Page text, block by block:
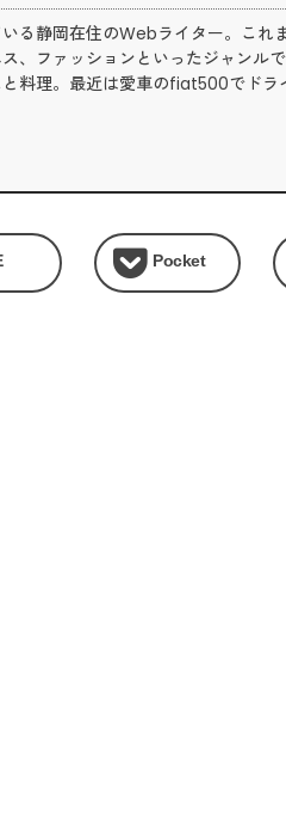
いる静岡在住のWebライター。これ
、ファッションといったジャンル
料理。最近は愛車のfiat500でドラ
Pocket